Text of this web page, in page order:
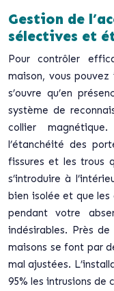
Gestion de
sélectives et
Pour contrôler
maison, vous
s’ouvre qu’en
système de
collier
l’étanchéité des
fissures et les trous
s’introduire à
bien isolée et que
pendant votre
indésirables. Près
maisons se font par
mal ajustées.
95% les intrusions de